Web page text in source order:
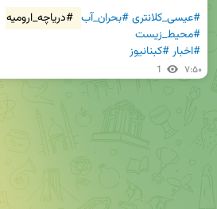
#عیسی_کلانتری#بحران_آب #دریاچه_ارومیه
#محیط_زیست
#اخبار#کبنانیوز
1 ۷:۵۰